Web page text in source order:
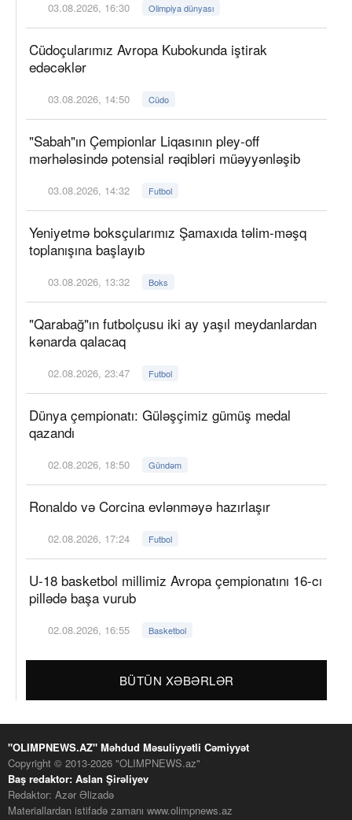
03.08.2026, 16:30 Olimpiya dünyası
Cüdoçularımız Avropa Kubokunda iştirak
edəcəklər
03.08.2026, 14:50 Cüdo
"Sabah"ın Çempionlar Liqasının pley-off
mərhələsində potensial rəqibləri müəyyənləşib
03.08.2026, 14:32 Futbol
Yeniyetmə boksçularımız Şamaxıda təlim-məşq
toplanışına başlayıb
03.08.2026, 13:32 Boks
"Qarabağ"ın futbolçusu iki ay yaşıl meydanlardan
kənarda qalacaq
02.08.2026, 23:47 Futbol
Dünya çempionatı: Güləşçimiz gümüş medal
qazandı
02.08.2026, 18:50 Gündəm
Ronaldo və Corcina evlənməyə hazırlaşır
02.08.2026, 17:24 Futbol
U-18 basketbol millimiz Avropa çempionatını 16-cı
pillədə başa vurub
02.08.2026, 16:55 Basketbol
BÜTÜN XƏBƏRLƏR
"OLIMPNEWS.AZ" Məhdud Məsuliyyətli Cəmiyyət
Copyright © 2013-2026 "OLIMPNEWS.az"
Baş redaktor: Aslan Şirəliyev
Redaktor: Azər Əlizadə
Materiallardan istifadə zamanı www.olimpnews.az